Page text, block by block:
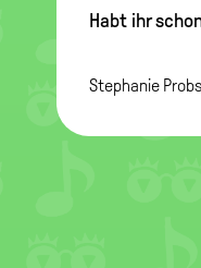
Habt ihr
Stephanie